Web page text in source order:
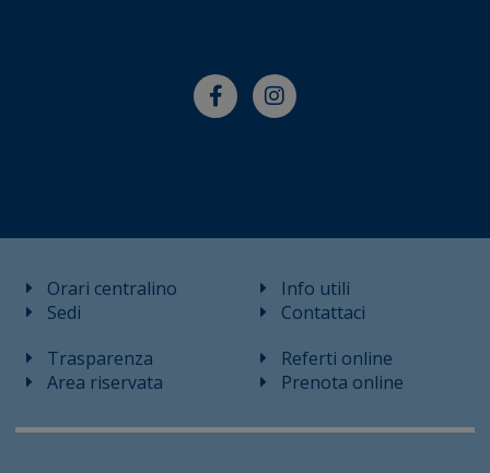
Orari centralino
Sedi
Info utili
Contattaci
Trasparenza
Area riservata
Referti online
Prenota online